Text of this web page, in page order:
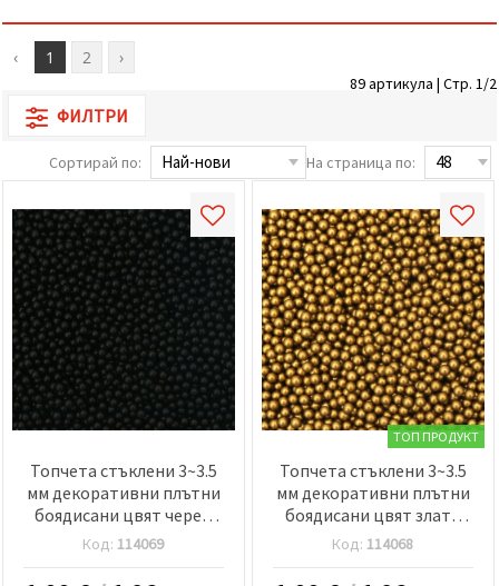
трафика и
показваме
съдържание
и реклами,
с помощта
на наши
за анализ
и
маркетинг.
Можеш да
се
съгласиш
да
използваме
всички
"бисквитки"
като
натиснеш
всички!"
или да
посочиш
предпочитанията
"Настройки",
като
‹ 1 2 ›
89 артикула | Стр. 1/2
ФИЛТРИ
Сортирай по: На страница по:
Топчета стъклени 3~3.5
мм декоративни плътни
боядисани цвят черен
-50 грама
Код: 114069
ТОП ПРОДУКТ
Топчета стъклени 3~3.5
мм декоративни плътни
боядисани цвят злато
-50 грама
Код: 114068